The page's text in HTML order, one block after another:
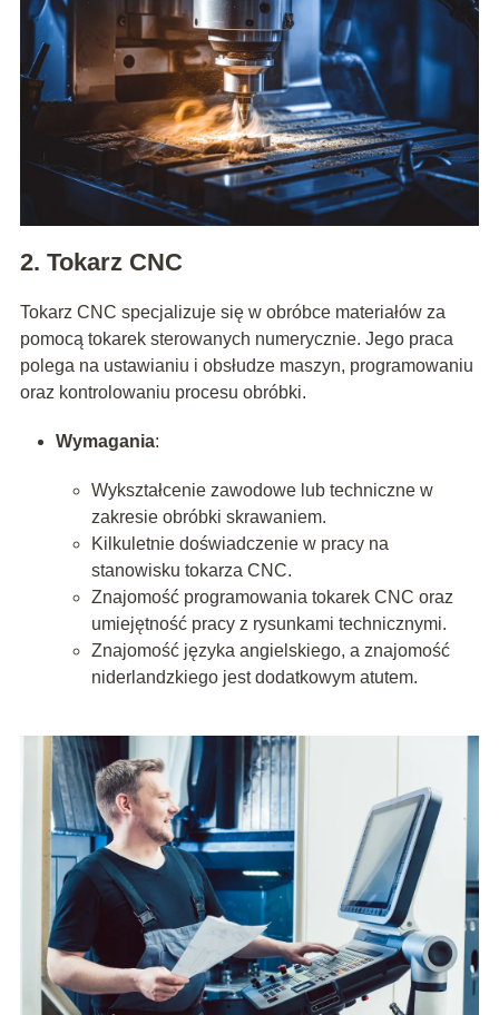
2. Tokarz CNC
Tokarz CNC specjalizuje się w obróbce materiałów za
pomocą tokarek sterowanych numerycznie. Jego praca
polega na ustawianiu i obsłudze maszyn, programowaniu
oraz kontrolowaniu procesu obróbki.
Wymagania:
Wykształcenie zawodowe lub techniczne w
zakresie obróbki skrawaniem.
Kilkuletnie doświadczenie w pracy na
stanowisku tokarza CNC.
Znajomość programowania tokarek CNC oraz
umiejętność pracy z rysunkami technicznymi.
Znajomość języka angielskiego, a znajomość
niderlandzkiego jest dodatkowym atutem.